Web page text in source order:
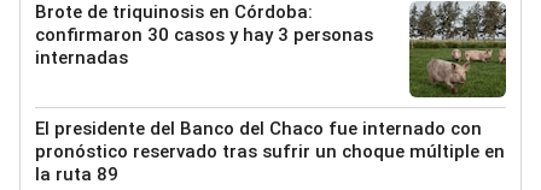
Brote de triquinosis en Córdoba:
confirmaron 30 casos y hay 3 personas
internadas
El presidente del Banco del Chaco fue internado con
pronóstico reservado tras sufrir un choque múltiple en
la ruta 89